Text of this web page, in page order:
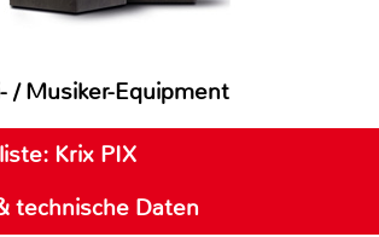
/ Musiker-Equipment
Krix PIX
technische Daten